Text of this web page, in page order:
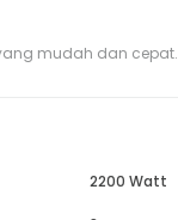
mudah dan cepat.
2200 Watt